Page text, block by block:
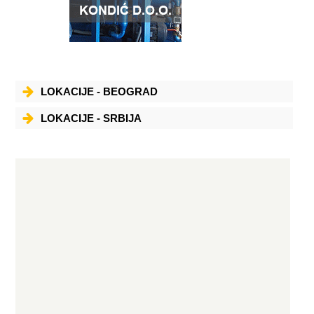
LOKACIJE - BEOGRAD
LOKACIJE - SRBIJA